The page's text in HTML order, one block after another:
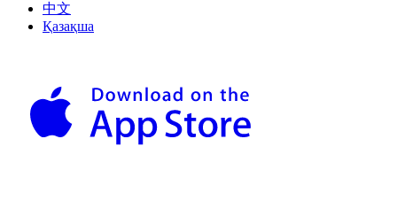
中文
Қазақша